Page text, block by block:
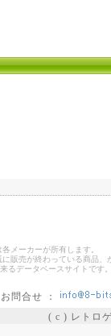
メーカーが所有します。
販売が終わっている商品
るデータベースサイトで
お問合せ ：
( c ) レトロ